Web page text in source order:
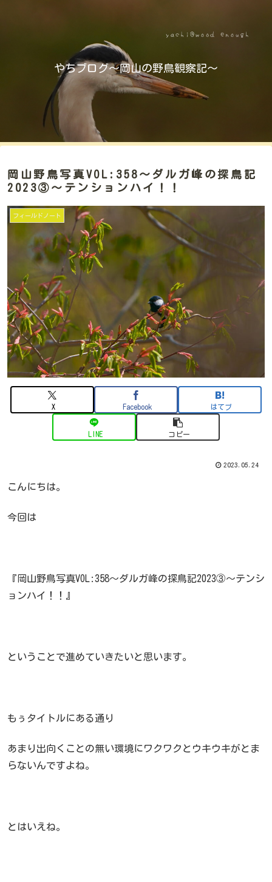
やちブログ～岡山の野鳥観察記～
岡山野鳥写真VOL:358～ダルガ峰の探鳥記
2023③～テンションハイ！！
フィールドノート
X Facebook はてブ
LINE コピー
2023.05.24
こんにちは。
今回は
『岡山野鳥写真VOL:358～ダルガ峰の探鳥記2023③～テンシ
ョンハイ！！』
ということで進めていきたいと思います。
もぅタイトルにある通り
あまり出向くことの無い環境にワクワクとウキウキがとま
らないんですよね。
とはいえね。